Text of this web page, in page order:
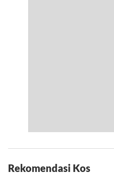
Rekomendasi Kos